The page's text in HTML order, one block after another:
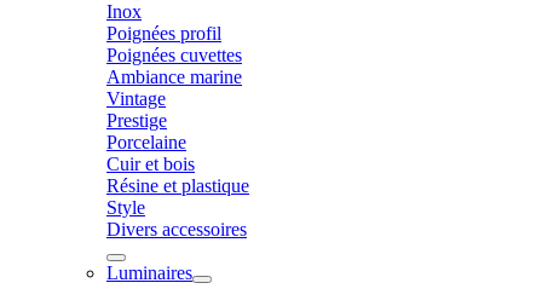
Inox
Poignées profil
Poignées cuvettes
Ambiance marine
Vintage
Prestige
Porcelaine
Cuir et bois
Résine et plastique
Style
Divers accessoires
Luminaires